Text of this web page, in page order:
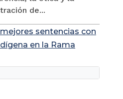
de...
sentencias con
en la Rama